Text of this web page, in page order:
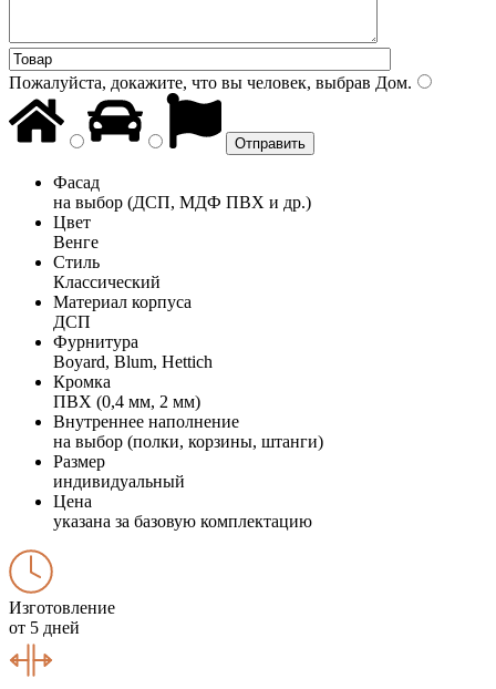
Пожалуйста, докажите, что вы человек, выбрав Дом.
Фасад
на выбор (ДСП, МДФ ПВХ и др.)
Цвет
Венге
Стиль
Классический
Материал корпуса
ДСП
Фурнитура
Boyard, Blum, Hettich
Кромка
ПВХ (0,4 мм, 2 мм)
Внутреннее наполнение
на выбор (полки, корзины, штанги)
Размер
индивидуальный
Цена
указана за базовую комплектацию
Изготовление
от 5 дней